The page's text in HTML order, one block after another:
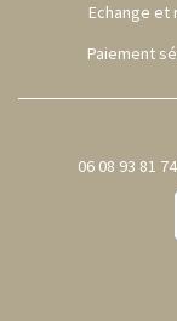
Echange et
Paiement
06 08 93 81